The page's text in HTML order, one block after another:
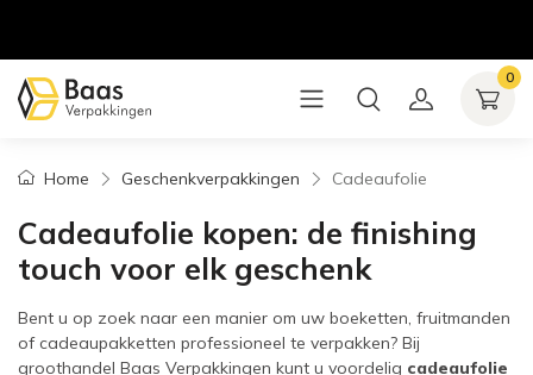
0
Home Geschenkverpakkingen Cadeaufolie
Cadeaufolie kopen: de finishing
touch voor elk geschenk
Bent u op zoek naar een manier om uw boeketten, fruitmanden
of cadeaupakketten professioneel te verpakken? Bij
groothandel Baas Verpakkingen kunt u voordelig cadeaufolie